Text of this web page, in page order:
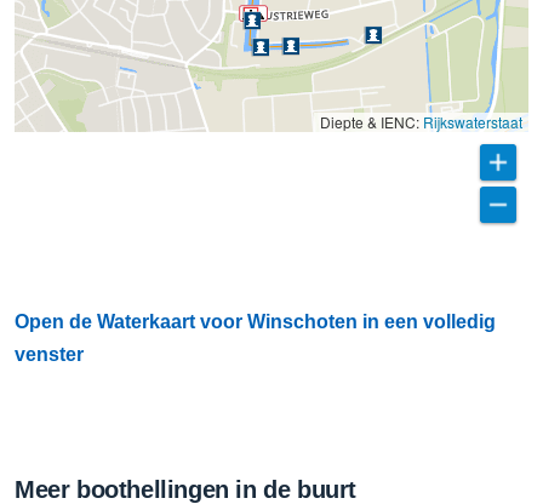
Diepte & IENC: Rijkswaterstaat
Open de Waterkaart voor Winschoten in een volledig
venster
Meer boothellingen in de buurt